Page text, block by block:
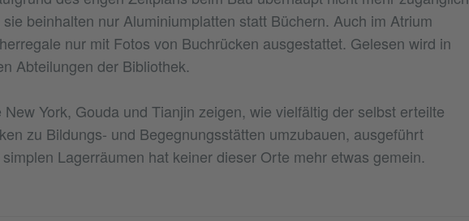
beinhalten nur Aluminiumplatten statt Büchern. Auch im Atrium
nur mit Fotos von Buchrücken ausgestattet. Gelesen wird in
Abteilungen der Bibliothek.
New York, Gouda und Tianjin zeigen, wie vielfältig der selbst erteilte
zu Bildungs- und Begegnungsstätten umzubauen, ausgeführt
Lagerräumen hat keiner dieser Orte mehr etwas gemein.